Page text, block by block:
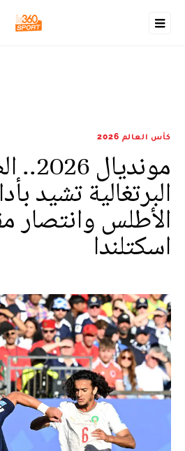
كأس العالم 2026
البرتغالية تشيد
الأطلس وانتصار
اسكتلندا